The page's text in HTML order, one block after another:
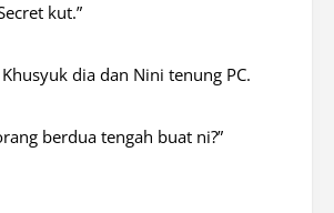
kut.”
dia dan Nini tenung PC.
berdua tengah buat ni?”